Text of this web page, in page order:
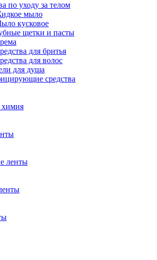
по уходу за телом
мыло
кусковое
щетки и пасты
для бритья
для волос
для душа
средства
химия
ленты